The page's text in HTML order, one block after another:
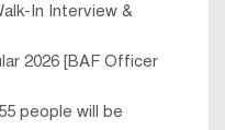
In Interview &
2026 [BAF Officer
people will be